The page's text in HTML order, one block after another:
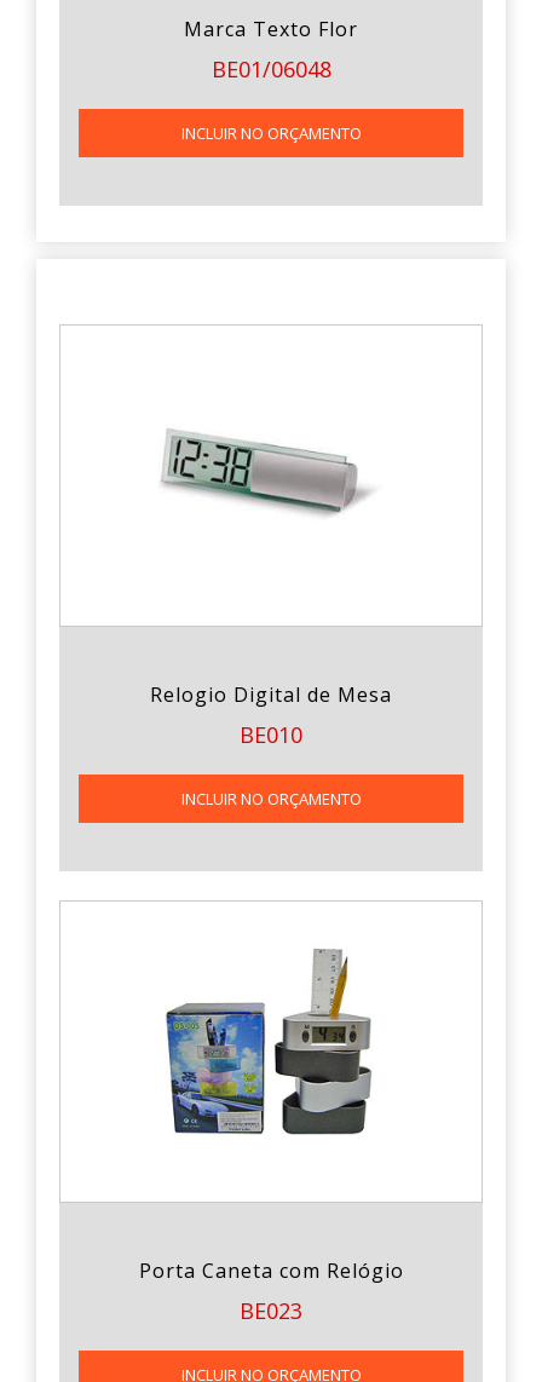
Marca Texto Flor
BE01/06048
INCLUIR NO ORÇAMENTO
Relogio Digital de Mesa
BE010
INCLUIR NO ORÇAMENTO
Porta Caneta com Relógio
BE023
INCLUIR NO ORÇAMENTO